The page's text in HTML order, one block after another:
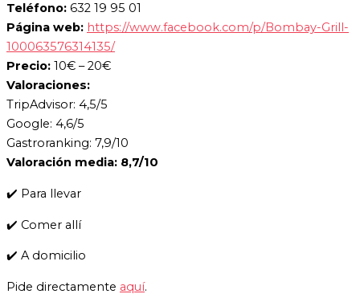
Teléfono: 632 19 95 01
Página web: https://www.facebook.com/p/Bombay-Grill-
100063576314135/
Precio: 10€ – 20€
Valoraciones:
TripAdvisor: 4,5/5
Google: 4,6/5
Gastroranking: 7,9/10
Valoración media: 8,7/10
✔️ Para llevar
✔️ Comer allí
✔️ A domicilio
Pide directamente aquí.